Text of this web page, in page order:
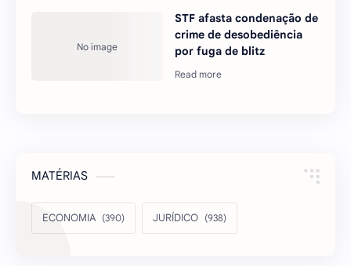
STF afasta condenação de
crime de desobediência
por fuga de blitz
MATÉRIAS
ECONOMIA JURÍDICO